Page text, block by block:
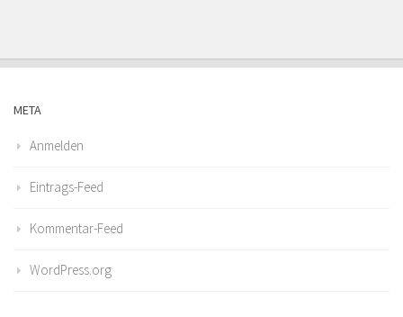
META
Anmelden
Eintrags-Feed
Kommentar-Feed
WordPress.org